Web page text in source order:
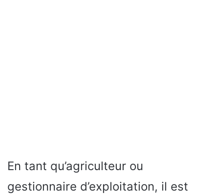
En tant qu’agriculteur ou
gestionnaire d’exploitation, il est